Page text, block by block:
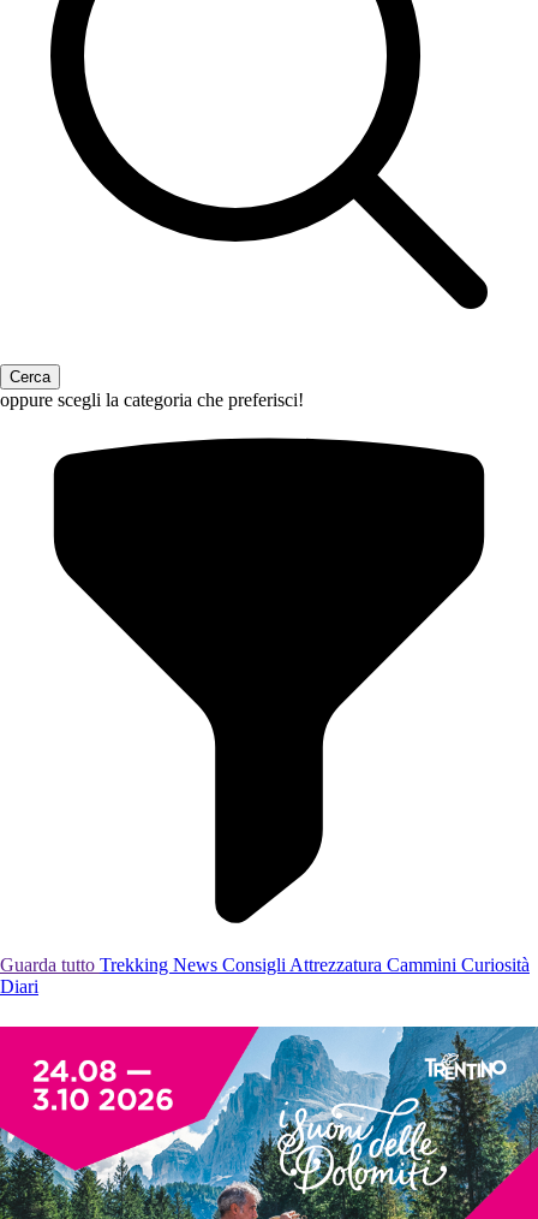
oppure scegli la categoria che preferisci!
Guarda tutto Trekking News Consigli Attrezzatura Cammini Curiosità
Diari